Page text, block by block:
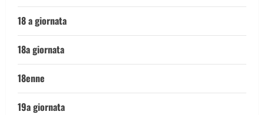
18 a giornata
18a giornata
18enne
19a giornata